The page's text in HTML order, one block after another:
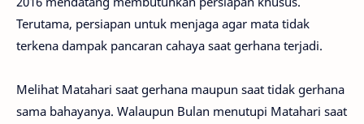
Terutama, persiapan untuk menjaga agar mata tidak
terkena dampak pancaran cahaya saat gerhana terjadi.
Melihat Matahari saat gerhana maupun saat tidak gerhana
sama bahayanya. Walaupun Bulan menutupi Matahari saat